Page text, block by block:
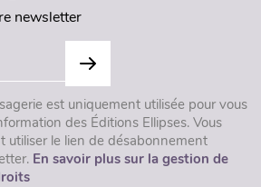
newsletter
est uniquement utilisée pour vous
des Éditions Ellipses. Vous
utiliser le lien de désabonnement
En savoir plus sur la gestion de